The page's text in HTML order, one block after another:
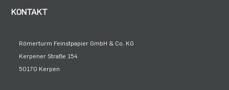
KONTAKT
Römerturm Feinstpapier GmbH & Co. KG
Kerpener Straße 154
50170 Kerpen